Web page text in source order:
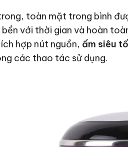
toàn mặt trong bình
với thời gian và hoàn
hợp nút nguồn, ấm siêu
các thao tác sử dụng.